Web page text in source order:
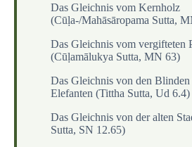
Das Gleichnis vom Kernholz
(Cūḷa-/Mahāsāropama Sutta,
Das Gleichnis vom vergifteten
(Cūḷamālukya Sutta, MN 63)
Das Gleichnis von den Blinden
Elefanten (Tittha Sutta, Ud 6.4)
Das Gleichnis von der alten
Sutta, SN 12.65)